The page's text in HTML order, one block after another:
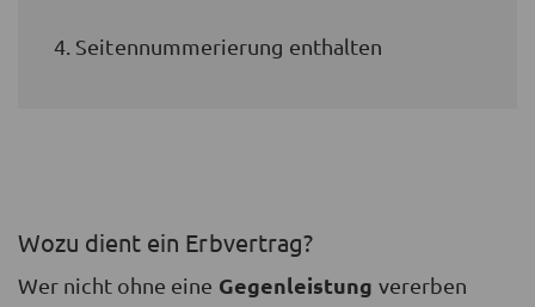
4. Seitennummerierung enthalten
Wozu dient ein Erbvertrag?
Wer nicht ohne eine Gegenleistung vererben